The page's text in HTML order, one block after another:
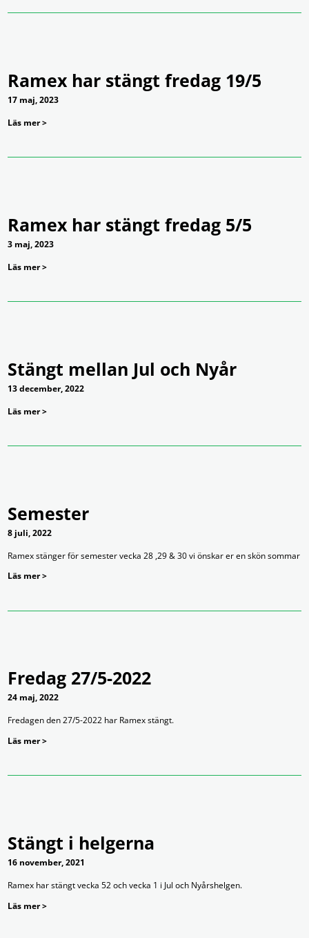
Ramex har stängt fredag 19/5
17 maj, 2023
Läs mer >
Ramex har stängt fredag 5/5
3 maj, 2023
Läs mer >
Stängt mellan Jul och Nyår
13 december, 2022
Läs mer >
Semester
8 juli, 2022
Ramex stänger för semester vecka 28 ,29 & 30 vi önskar er en skön sommar
Läs mer >
Fredag 27/5-2022
24 maj, 2022
Fredagen den 27/5-2022 har Ramex stängt.
Läs mer >
Stängt i helgerna
16 november, 2021
Ramex har stängt vecka 52 och vecka 1 i Jul och Nyårshelgen.
Läs mer >